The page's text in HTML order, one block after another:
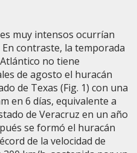
muy intensos ocurrían
contraste, la temporada
no tiene
de agosto el huracán
de Texas (Fig. 1) con una
en 6 días, equivalente a
de Veracruz en un año
se formó el huracán
de la velocidad de